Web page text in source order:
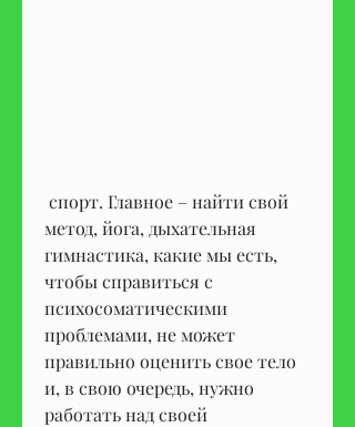
метод, йога, дыхательная
гимнастика, какие мы есть,
чтобы справиться с
психосоматическими
проблемами, не может
правильно оценить свое тело
и, в свою очередь, нужно
работать над своей